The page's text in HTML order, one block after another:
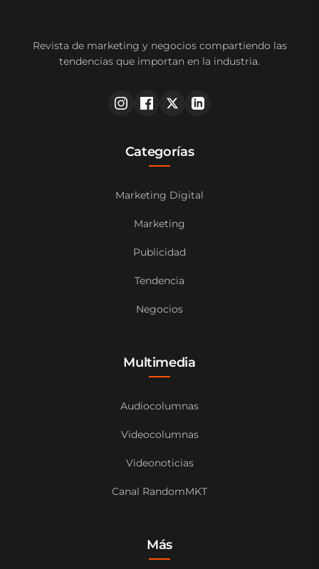
Revista de marketing y negocios compartiendo las
tendencias que importan en la industria.
Categorías
Marketing Digital
Marketing
Publicidad
Tendencia
Negocios
Multimedia
Audiocolumnas
Videocolumnas
Videonoticias
Canal RandomMKT
Más